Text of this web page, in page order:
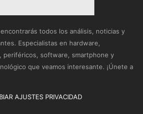
todos los análisis, noticias y
Especialistas en hardware,
periféricos, software, smartphone y
que veamos interesante. ¡Únete a
AJUSTES PRIVACIDAD